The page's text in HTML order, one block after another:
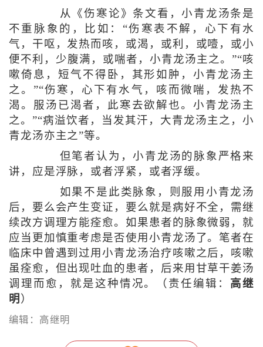
从《伤寒论》条文看，小青龙汤条是
不重脉象的，比如：“伤寒表不解，心下有水
气，干呕，发热而咳，或渴，或利，或噎，或小
便不利，少腹满，或喘者，小青龙汤主之。”“咳
嗽倚息，短气不得卧，其形如肿，小青龙汤主
之。”“伤寒，心下有水气，咳而微喘，发热不
渴。服汤已渴者，此寒去欲解也。小青龙汤主
之。”“病溢饮者，当发其汗，大青龙汤主之，小
青龙汤亦主之”等。
但笔者认为，小青龙汤的脉象严格来
讲，应是浮脉，或者浮紧，或者浮缓。
如果不是此类脉象，则服用小青龙汤
后，要么会产生变证，要么就是病好不全，需继
续改方调理方能痊愈。如果患者的脉象微弱，就
应当更加慎重考虑是否使用小青龙汤了。笔者在
临床中曾遇到过用小青龙汤治疗咳嗽之后，咳嗽
虽痊愈，但出现吐血的患者，后来用甘草干姜汤
调理而愈，就是这种情况。（责任编辑： 高继
明 ）
编辑：高继明